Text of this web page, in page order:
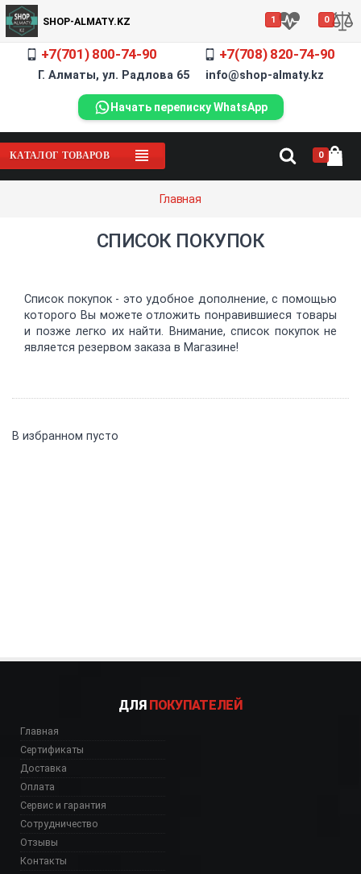
SHOP-ALMATY.KZ 1 0
+7(701) 800-74-90 +7(708) 820-74-90
Г. Алматы, ул. Радлова 65 info@shop-almaty.kz
Начать переписку WhatsApp
КАТАЛОГ ТОВАРОВ 0
Главная
СПИСОК ПОКУПОК
Список покупок - это удобное дополнение, с помощью
которого Вы можете отложить понравившиеся товары
и позже легко их найти. Внимание, список покупок не
является резервом заказа в Магазине!
В избранном пусто
ДЛЯ ПОКУПАТЕЛЕЙ
Главная
Сертификаты
Доставка
Оплата
Сервис и гарантия
Сотрудничество
Отзывы
Контакты